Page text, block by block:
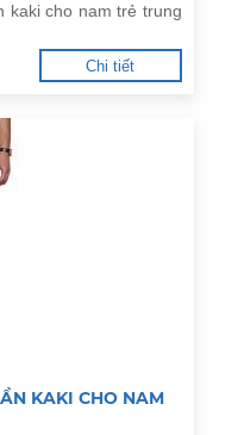
kaki cho nam trẻ trung
Chi tiết
KAKI CHO NAM